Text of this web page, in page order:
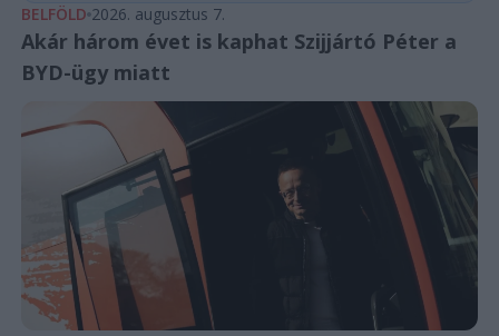
BELFÖLD 2026. augusztus 7.
Akár három évet is kaphat Szijjártó Péter a
BYD-ügy miatt